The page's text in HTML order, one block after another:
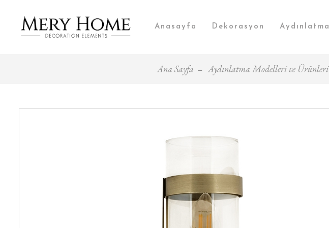
Anasayfa Dekorasyon Aydınlatma
Ana Sayfa Aydınlatma Modelleri ve Ürünleri